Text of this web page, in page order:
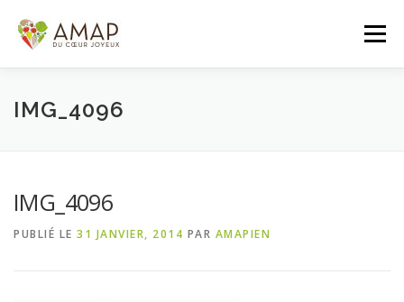
contenu
Menu
ACCUEIL L’AMAP
PANIER DE LA SEMAINE
IMG_4096
IMG_4096
PUBLIÉ LE 31 JANVIER, 2014 PAR AMAPIEN